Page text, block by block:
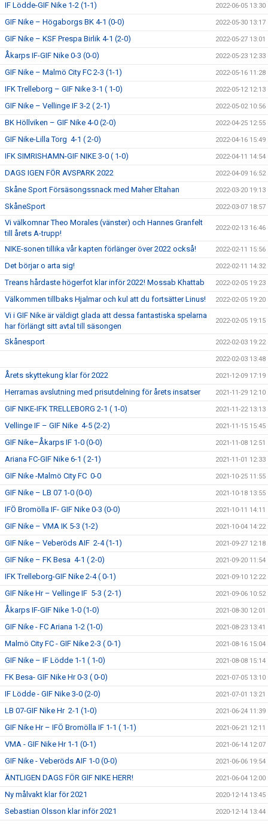
IF Lödde-GIF Nike 1-2 (1-1) 2022-06-05 13:30
GIF Nike – Högaborgs BK 4-1 (0-0) 2022-05-30 13:17
GIF Nike – KSF Prespa Birlik 4-1 (2-0) 2022-05-27 13:01
Åkarps IF-GIF Nike 0-3 (0-0) 2022-05-23 12:33
GIF Nike – Malmö City FC 2-3 (1-1) 2022-05-16 11:28
IFK Trelleborg – GIF Nike 3-1 ( 1-0) 2022-05-12 12:13
GIF Nike – Vellinge IF 3-2 ( 2-1) 2022-05-02 10:56
BK Höllviken – GIF Nike 4-0 (2-0) 2022-04-25 12:55
GIF Nike-Lilla Torg 4-1 ( 2-0) 2022-04-16 15:49
IFK SIMRISHAMN-GIF NIKE 3-0 ( 1-0) 2022-04-11 14:54
DAGS IGEN FÖR AVSPARK 2022 2022-04-09 16:52
Skåne Sport Försäsongssnack med Maher Eltahan 2022-03-20 19:13
SkåneSport 2022-03-07 18:57
Vi välkomnar Theo Morales (vänster) och Hannes Granfelt
till årets A-trupp!
2022-02-13 16:46
NIKE-sonen tillika vår kapten förlänger över 2022 också! 2022-02-11 15:56
Det börjar o arta sig! 2022-02-11 14:32
Treans hårdaste högerfot klar inför 2022! Mossab Khattab 2022-02-05 19:23
Välkommen tillbaks Hjalmar och kul att du fortsätter Linus! 2022-02-05 19:20
Vi i GIF Nike är väldigt glada att dessa fantastiska spelarna
har förlängt sitt avtal till säsongen
2022-02-05 19:15
Skånesport 2022-02-03 19:22
2022-02-03 13:48
Årets skyttekung klar för 2022 2021-12-09 17:19
Herrarnas avslutning med prisutdelning för årets insatser 2021-11-29 12:10
GIF NIKE-IFK TRELLEBORG 2-1 ( 1-0) 2021-11-22 13:13
Vellinge IF – GIF Nike 4-5 (2-2) 2021-11-15 15:45
GIF Nike–Åkarps IF 1-0 (0-0) 2021-11-08 12:51
Ariana FC-GIF Nike 6-1 ( 2-1) 2021-11-01 12:33
GIF Nike -Malmö City FC 0-0 2021-10-25 11:55
GIF Nike – LB 07 1-0 (0-0) 2021-10-18 13:55
IFÖ Bromölla IF- GIF Nike 0-3 (0-0) 2021-10-11 14:11
GIF Nike – VMA IK 5-3 (1-2) 2021-10-04 14:22
GIF Nike – Veberöds AIF 2-4 (1-1) 2021-09-27 12:18
GIF Nike – FK Besa 4-1 ( 2-0) 2021-09-20 11:54
IFK Trelleborg-GIF Nike 2-4 ( 0-1) 2021-09-10 12:22
GIF Nike Hr – Vellinge IF 5-3 ( 2-1) 2021-09-06 10:52
Åkarps IF-GIF Nike 1-0 (1-0) 2021-08-30 12:01
GIF Nike - FC Ariana 1-2 (1-0) 2021-08-23 13:41
Malmö City FC - GIF Nike 2-3 ( 0-1) 2021-08-16 15:04
GIF Nike – IF Lödde 1-1 ( 1-0) 2021-08-08 15:14
FK Besa- GIF Nike Hr 0-3 ( 0-0) 2021-07-05 13:10
IF Lödde - GIF Nike 3-0 (2-0) 2021-07-01 13:21
LB 07-GIF Nike Hr 2-1 (1-0) 2021-06-24 11:39
GIF Nike Hr – IFÖ Bromölla IF 1-1 ( 1-1) 2021-06-21 12:11
VMA - GIF Nike Hr 1-1 (0-1) 2021-06-14 12:07
GIF Nike - Veberöds AIF 1-0 (0-0) 2021-06-06 19:54
ÄNTLIGEN DAGS FÖR GIF NIKE HERR! 2021-06-04 12:00
Ny målvakt klar för 2021 2020-12-14 13:45
Sebastian Olsson klar inför 2021 2020-12-14 13:44